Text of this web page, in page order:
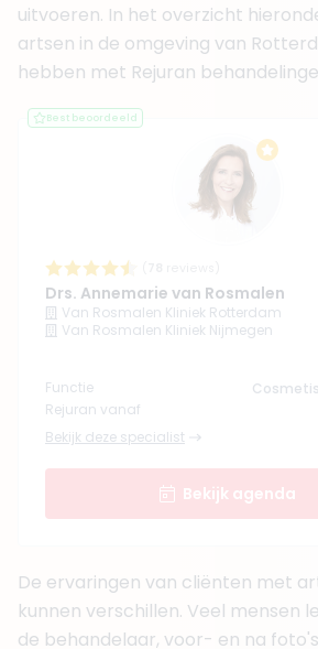
Medica Estetica Rotterdam
Medica Estetica Den haag
Medica Estetica Breda
Bekijk
18 reviews)
4. Drs. Michele Nonahal
Functie
Cosmetisch Arts
Klinieken
Van Rosmalen Kliniek Rotterdam
Boek
reviews)
5. Drs. Marina Salov
Functie Cosmetisch arts
Aantal jaar ervaring
Klinieken
uitvoeren. In het overzicht
artsen in de omgeving van
hebben met Rejuran
Best beoordeeld
Drs. Annemarie van Rosmalen
Van Rosmalen Kliniek Rotterdam
Van Rosmalen Kliniek Nijmegen
Functie
Rejuran vanaf
Bekijk deze specialist
Bekijk agenda
De ervaringen van cliënten met
kunnen verschillen. Veel mensen
de behandelaar, voor- en na